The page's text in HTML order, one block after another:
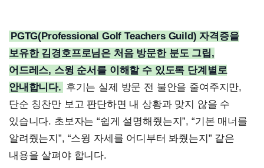
PGTG(Professional Golf Teachers Guild) 자격증을
보유한 김경호프로님은 처음 방문한 분도 그립,
어드레스, 스윙 순서를 이해할 수 있도록 단계별로
안내합니다. 후기는 실제 방문 전 불안을 줄여주지만,
단순 칭찬만 보고 판단하면 내 상황과 맞지 않을 수
있습니다. 초보자는 “쉽게 설명해줬는지”, “기본 매너를
알려줬는지”, “스윙 자세를 어디부터 봐줬는지” 같은
내용을 살펴야 합니다.